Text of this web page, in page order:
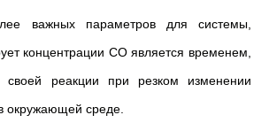
важных параметров для системы,
концентрации СО является временем,
своей реакции при резком изменении
окружающей среде.